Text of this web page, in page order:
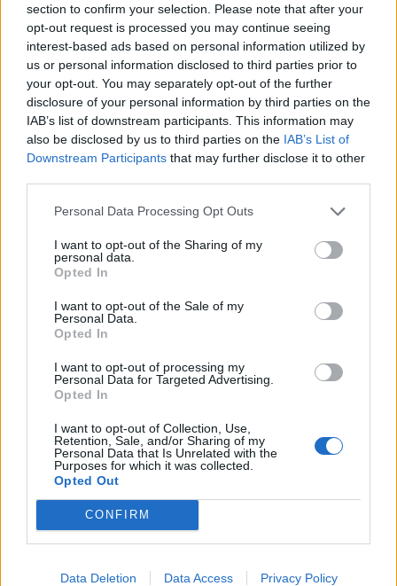
section to confirm your selection. Please note that after your
opt-out request is processed you may continue seeing
interest-based ads based on personal information utilized by
us or personal information disclosed to third parties prior to
your opt-out. You may separately opt-out of the further
disclosure of your personal information by third parties on the
IAB’s list of downstream participants. This information may
also be disclosed by us to third parties on the IAB’s List of
Downstream Participants that may further disclose it to other
Personal Data Processing Opt Outs
I want to opt-out of the Sharing of my
personal data.
Opted In
I want to opt-out of the Sale of my
Personal Data.
Opted In
I want to opt-out of processing my
Personal Data for Targeted Advertising.
Opted In
I want to opt-out of Collection, Use,
Retention, Sale, and/or Sharing of my
Personal Data that Is Unrelated with the
Purposes for which it was collected.
Opted Out
CONFIRM
Data Deletion Data Access Privacy Policy
Sportas
Jaunieji paraatletai
savaitę vasaros skyrė
stovyklai
Sportas
Evansas pasirašė sutartį
su „Žalgiriu“
NAUJI